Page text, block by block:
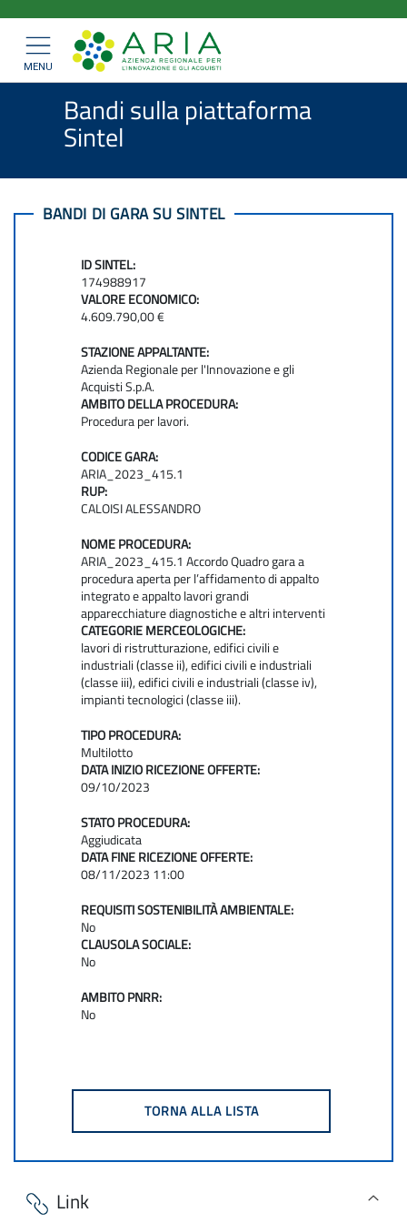
contenuto
principale
ARIA
SpAMostra/nascondi
navigazione
MENU
Home > Bandi e Convenzioni >
Bandi di gara >
Bandi sulla piattaforma Sintel
Bandi sulla piattaforma
Sintel
BANDI DI GARA SU SINTEL
ID SINTEL:
174988917
VALORE ECONOMICO:
4.609.790,00 €
STAZIONE APPALTANTE:
Azienda Regionale per l'Innovazione e gli
Acquisti S.p.A.
AMBITO DELLA PROCEDURA:
Procedura per lavori.
CODICE GARA:
ARIA_2023_415.1
RUP:
CALOISI ALESSANDRO
NOME PROCEDURA:
ARIA_2023_415.1 Accordo Quadro gara a
procedura aperta per l’affidamento di appalto
integrato e appalto lavori grandi
apparecchiature diagnostiche e altri interventi
CATEGORIE MERCEOLOGICHE:
lavori di ristrutturazione, edifici civili e
industriali (classe ii), edifici civili e industriali
(classe iii), edifici civili e industriali (classe iv),
impianti tecnologici (classe iii).
TIPO PROCEDURA:
Multilotto
DATA INIZIO RICEZIONE OFFERTE:
09/10/2023
STATO PROCEDURA:
Aggiudicata
DATA FINE RICEZIONE OFFERTE:
08/11/2023 11:00
REQUISITI SOSTENIBILITÀ AMBIENTALE:
No
CLAUSOLA SOCIALE:
No
AMBITO PNRR:
No
Link